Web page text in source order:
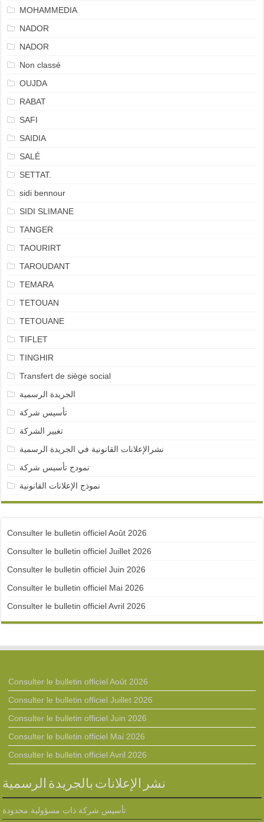
MOHAMMEDIA
NADOR
NADOR
Non classé
OUJDA
RABAT
SAFI
SAIDIA
SALÉ
SETTAT.
sidi bennour
SIDI SLIMANE
TANGER
TAOURIRT
TAROUDANT
TEMARA
TETOUAN
TETOUANE
TIFLET
TINGHIR
Transfert de siège social
الجريدة الرسمية
تأسيس شركة
تغيير الشركة
نشرالإعلانات القانونية في الجريدة الرسمية
نمودج تأسيس شركة
نموذج الإعلانات القانونية
Consulter le bulletin officiel Août 2026
Consulter le bulletin officiel Juillet 2026
Consulter le bulletin officiel Juin 2026
Consulter le bulletin officiel Mai 2026
Consulter le bulletin officiel Avril 2026
Consulter le bulletin officiel Août 2026
Consulter le bulletin officiel Juillet 2026
Consulter le bulletin officiel Juin 2026
Consulter le bulletin officiel Mai 2026
Consulter le bulletin officiel Avril 2026
نشر الإعلانات بالجريدة الرسمية
تأسيس شركة ذات مسؤولية محدودة